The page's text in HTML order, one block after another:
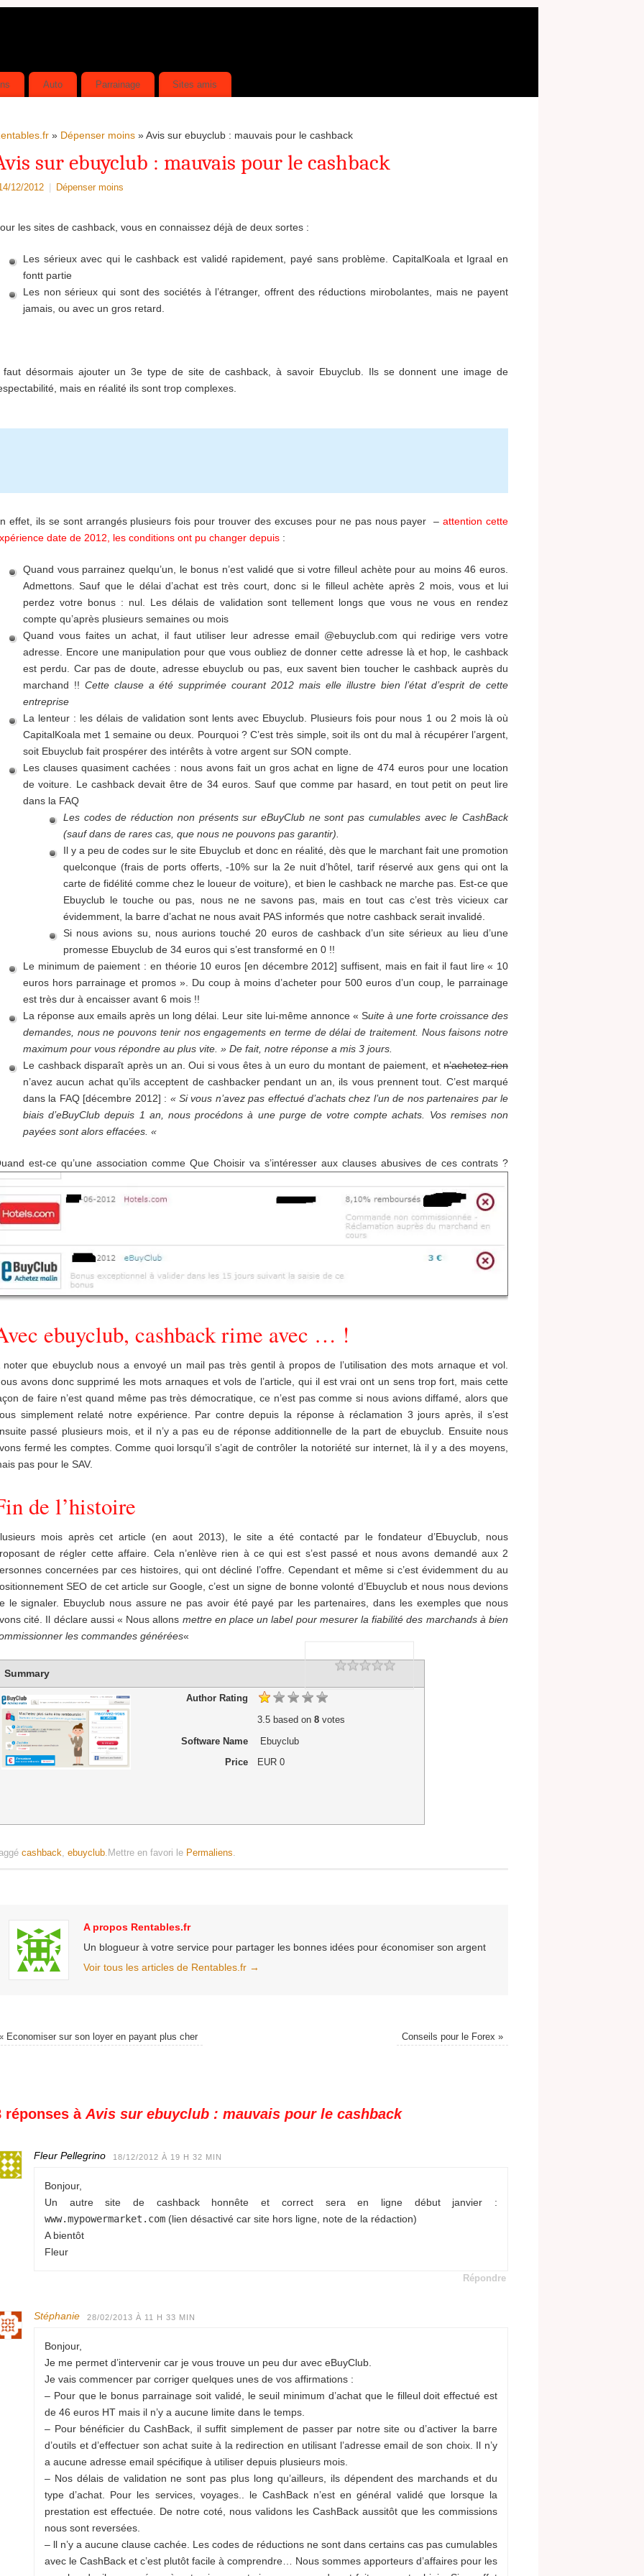
Auto Parrainage Sites amis
» Dépenser moins » Avis sur ebuyclub : mauvais pour le cashback
sur ebuyclub : mauvais pour le cashback
12/2012 Dépenser moins
les sites de cashback, vous en connaissez déjà de deux sortes :
Les sérieux avec qui le cashback est validé rapidement, payé sans problème. CapitalKoala et Igraal en
fontt partie
Les non sérieux qui sont des sociétés à l’étranger, offrent des réductions mirobolantes, mais ne payent
jamais, ou avec un gros retard.
faut désormais ajouter un 3e type de site de cashback, à savoir Ebuyclub. Ils se donnent une image de
mais en réalité ils sont trop complexes.
effet, ils se sont arrangés plusieurs fois pour trouver des excuses pour ne pas nous payer –attention cette
date de 2012, les conditions ont pu changer depuis :
Quand vous parrainez quelqu’un, le bonus n’est validé que si votre filleul achète pour au moins 46 euros.
Admettons. Sauf que le délai d’achat est très court, donc si le filleul achète après 2 mois, vous et lui
perdez votre bonus : nul. Les délais de validation sont tellement longs que vous ne vous en rendez
compte qu’après plusieurs semaines ou mois
Quand vous faites un achat, il faut utiliser leur adresse email @ebuyclub.com qui redirige vers votre
adresse. Encore une manipulation pour que vous oubliez de donner cette adresse là et hop, le cashback
est perdu. Car pas de doute, adresse ebuyclub ou pas, eux savent bien toucher le cashback auprès du
marchand !! Cette clause a été supprimée courant 2012 mais elle illustre bien l’état d’esprit de cette
entreprise
La lenteur : les délais de validation sont lents avec Ebuyclub. Plusieurs fois pour nous 1 ou 2 mois là où
CapitalKoala met 1 semaine ou deux. Pourquoi ? C’est très simple, soit ils ont du mal à récupérer l’argent,
soit Ebuyclub fait prospérer des intérêts à votre argent sur SON compte.
Les clauses quasiment cachées : nous avons fait un gros achat en ligne de 474 euros pour une location
de voiture. Le cashback devait être de 34 euros. Sauf que comme par hasard, en tout petit on peut lire
dans la FAQ
Les codes de réduction non présents sur eBuyClub ne sont pas cumulables avec le CashBack
(sauf dans de rares cas, que nous ne pouvons pas garantir).
Il y a peu de codes sur le site Ebuyclub et donc en réalité, dès que le marchant fait une promotion
quelconque (frais de ports offerts, -10% sur la 2e nuit d’hôtel, tarif réservé aux gens qui ont la
carte de fidélité comme chez le loueur de voiture), et bien le cashback ne marche pas. Est-ce que
Ebuyclub le touche ou pas, nous ne ne savons pas, mais en tout cas c’est très vicieux car
évidemment, la barre d’achat ne nous avait PAS informés que notre cashback serait invalidé.
Si nous avions su, nous aurions touché 20 euros de cashback d’un site sérieux au lieu d’une
promesse Ebuyclub de 34 euros qui s’est transformé en 0 !!
Le minimum de paiement : en théorie 10 euros [en décembre 2012] suffisent, mais en fait il faut lire « 10
euros hors parrainage et promos ». Du coup à moins d’acheter pour 500 euros d’un coup, le parrainage
est très dur à encaisser avant 6 mois !!
La réponse aux emails après un long délai. Leur site lui-même annonce « Suite à une forte croissance des
demandes, nous ne pouvons tenir nos engagements en terme de délai de traitement. Nous faisons notre
maximum pour vous répondre au plus vite. » De fait, notre réponse a mis 3 jours.
Le cashback disparaît après un an. Oui si vous êtes à un euro du montant de paiement, etn’achetez rien
n’avez aucun achat qu’ils acceptent de cashbacker pendant un an, ils vous prennent tout. C’est marqué
dans la FAQ [décembre 2012] : « Si vous n’avez pas effectué d’achats chez l’un de nos partenaires par le
biais d’eBuyClub depuis 1 an, nous procédons à une purge de votre compte achats. Vos remises non
payées sont alors effacées. «
est-ce qu’une association comme Que Choisir va s’intéresser aux clauses abusives de ces contrats ?
ebuyclub, cashback rime avec … !
noter que ebuyclub nous a envoyé un mail pas très gentil à propos de l’utilisation des mots arnaque et vol.
avons donc supprimé les mots arnaques et vols de l’article, qui il est vrai ont un sens trop fort, mais cette
de faire n’est quand même pas très démocratique, ce n’est pas comme si nous avions diffamé, alors que
simplement relaté notre expérience. Par contre depuis la réponse à réclamation 3 jours après, il s’est
passé plusieurs mois, et il n’y a pas eu de réponse additionnelle de la part de ebuyclub. Ensuite nous
fermé les comptes. Comme quoi lorsqu’il s’agit de contrôler la notoriété sur internet, là il y a des moyens,
pas pour le SAV.
de l’histoire
mois après cet article (en aout 2013), le site a été contacté par le fondateur d’Ebuyclub, nous
de régler cette affaire. Cela n’enlève rien à ce qui est s’est passé et nous avons demandé aux 2
concernées par ces histoires, qui ont décliné l’offre. Cependant et même si c’est évidemment du au
SEO de cet article sur Google, c’est un signe de bonne volonté d’Ebuyclub et nous nous devions
le signaler. Ebuyclub nous assure ne pas avoir été payé par les partenaires, dans les exemples que nous
cité. Il déclare aussi « Nous allons mettre en place un label pour mesurer la fiabilité des marchands à bien
les commandes générées«
Summary
Rating
Author Rating
3.5based on 8votes
Software Name
Ebuyclub
Price
EUR 0
cashback, ebuyclub. Mettre en favori le Permaliens.
A propos Rentables.fr
Un blogueur à votre service pour partager les bonnes idées pour économiser son argent
Voir tous les articles de Rentables.fr →
Economiser sur son loyer en payant plus cher Conseils pour le Forex »
réponses à Avis sur ebuyclub : mauvais pour le cashback
Fleur Pellegrino 18/12/2012 À 19 H 32 MIN
Bonjour,
Un autre site de cashback honnête et correct sera en ligne début janvier :
www.mypowermarket.com (lien désactivé car site hors ligne, note de la rédaction)
A bientôt
Fleur
Répondre
Stéphanie 28/02/2013 À 11 H 33 MIN
Bonjour,
Je me permet d’intervenir car je vous trouve un peu dur avec eBuyClub.
Je vais commencer par corriger quelques unes de vos affirmations :
– Pour que le bonus parrainage soit validé, le seuil minimum d’achat que le filleul doit effectué est
de 46 euros HT mais il n’y a aucune limite dans le temps.
– Pour bénéficier du CashBack, il suffit simplement de passer par notre site ou d’activer la barre
d’outils et d’effectuer son achat suite à la redirection en utilisant l’adresse email de son choix. Il n’y
a aucune adresse email spécifique à utiliser depuis plusieurs mois.
– Nos délais de validation ne sont pas plus long qu’ailleurs, ils dépendent des marchands et du
type d’achat. Pour les services, voyages.. le CashBack n’est en général validé que lorsque la
prestation est effectuée. De notre coté, nous validons les CashBack aussitôt que les commissions
nous sont reversées.
– ll n’y a aucune clause cachée. Les codes de réductions ne sont dans certains cas pas cumulables
avec le CashBack et c’est plutôt facile à comprendre… Nous sommes apporteurs d’affaires pour les